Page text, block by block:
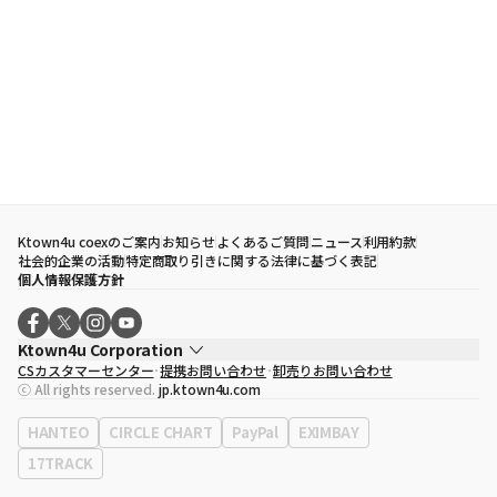
Ktown4u coexのご案内お知らせよくあるご質問ニュース利用約款
社会的企業の活動特定商取り引きに関する法律に基づく表記
個人情報保護方針
Ktown4u Corporation
代表取締役
ソン・ヒョミン
事業者登録番号120-87-71116
eContext
0120-23-7523
事務所住所
ソウル特別市江南区永東大路513、3階(三成洞、coex)
CSカスタマーセンター 提携お問い合わせ 卸売りお問い合わせ
ⓒ All rights reserved. jp.ktown4u.com
HANTEO CIRCLE CHART PayPal
EXIMBAY
17TRACK